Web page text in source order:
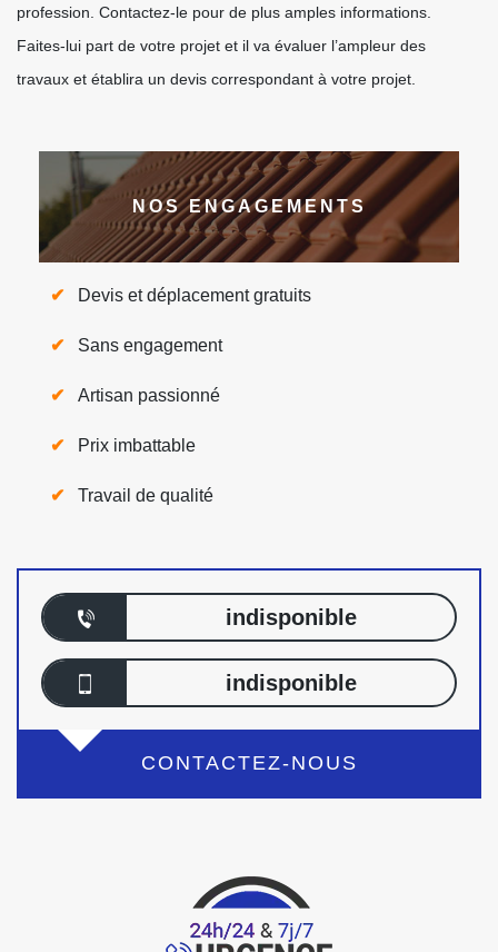
profession. Contactez-le pour de plus amples informations.
Faites-lui part de votre projet et il va évaluer l’ampleur des
travaux et établira un devis correspondant à votre projet.
NOS ENGAGEMENTS
Devis et déplacement gratuits
Sans engagement
Artisan passionné
Prix imbattable
Travail de qualité
indisponible
indisponible
CONTACTEZ-NOUS